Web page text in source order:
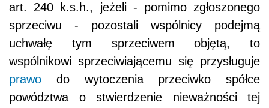
art. 240 k.s.h., jeżeli - pomimo zgłoszonego
sprzeciwu - pozostali wspólnicy podejmą
uchwałę tym sprzeciwem objętą, to
wspólnikowi sprzeciwiającemu się przysługuje
prawo do wytoczenia przeciwko spółce
powództwa o stwierdzenie nieważności tej